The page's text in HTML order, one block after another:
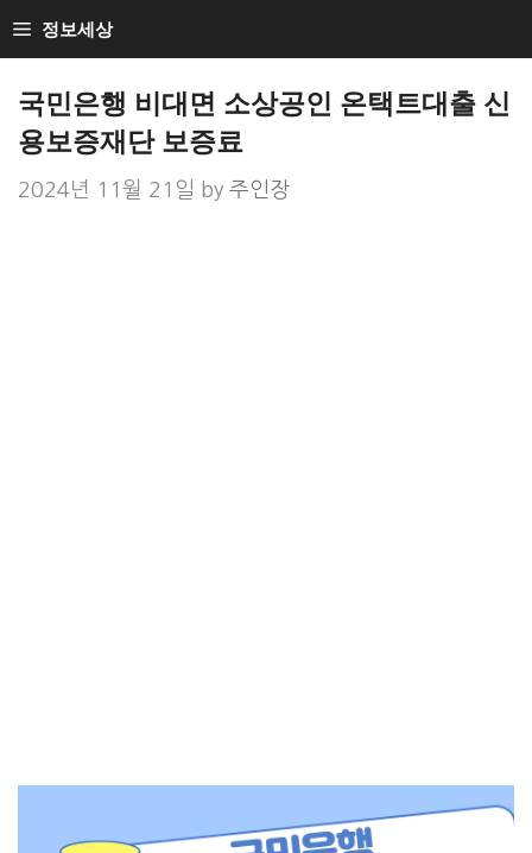
to
정보세상
국민은행 비대면 소상공인 온택트대출 신
용보증재단 보증료
2024년 11월 21일 by 주인장